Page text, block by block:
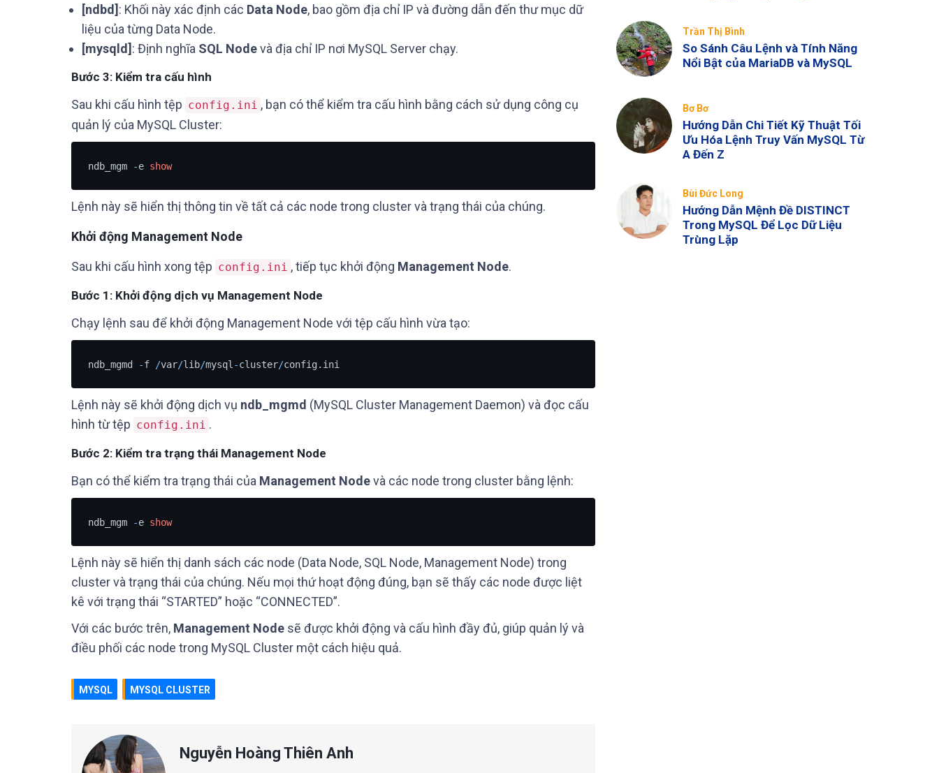
[ndbd] : Khối này xác định các Data Node, bao gồm địa chỉ IP và đường dẫn đến thư mục dữ
liệu của từng Data Node.
[mysqld] : Định nghĩa SQL Nodevà địa chỉ IP nơi MySQL Server chạy.
Bước 3: Kiểm tra cấu hình
Sau khi cấu hình tệp config.ini , bạn có thể kiểm tra cấu hình bằng cách sử dụng công cụ
quản lý của MySQL Cluster:
ndb_mgm -e show
Lệnh này sẽ hiển thị thông tin về tất cả các node trong cluster và trạng thái của chúng.
Khởi động Management Node
Sau khi cấu hình xong tệp config.ini , tiếp tục khởi động Management Node.
Bước 1: Khởi động dịch vụ Management Node
Chạy lệnh sau để khởi động Management Node với tệp cấu hình vừa tạo:
ndb_mgmd -f /var/lib/mysql -cluster/config.ini
Lệnh này sẽ khởi động dịch vụ ndb_mgmd (MySQL Cluster Management Daemon) và đọc cấu
hình từ tệp config.ini .
Bước 2: Kiểm tra trạng thái Management Node
Bạn có thể kiểm tra trạng thái của Management Nodevà các node trong cluster bằng lệnh:
ndb_mgm -e show
Lệnh này sẽ hiển thị danh sách các node (Data Node, SQL Node, Management Node) trong
cluster và trạng thái của chúng. Nếu mọi thứ hoạt động đúng, bạn sẽ thấy các node được liệt
kê với trạng thái “STARTED” hoặc “CONNECTED”.
Với các bước trên, Management Node sẽ được khởi động và cấu hình đầy đủ, giúp quản lý và
điều phối các node trong MySQL Cluster một cách hiệu quả.
MYSQL MYSQL CLUSTER
Nguyễn Hoàng Thiên Anh
Trần Thị Bình
So Sánh Câu Lệnh và Tính Năng
Nổi Bật của MariaDB và MySQL
Bơ Bơ
Hướng Dẫn Chi Tiết Kỹ Thuật Tối
Ưu Hóa Lệnh Truy Vấn MySQL Từ
A Đến Z
Bùi Đức Long
Hướng Dẫn Mệnh Đề DISTINCT
Trong MySQL Để Lọc Dữ Liệu
Trùng Lặp